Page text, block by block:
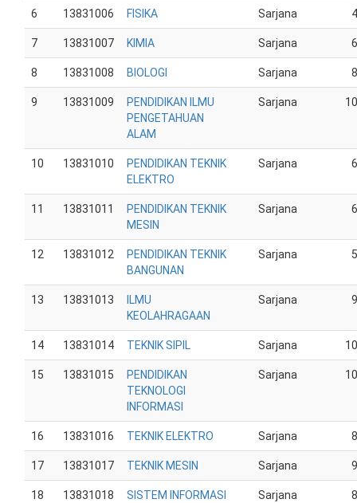
6 13831006 FISIKA Sarjana
7 13831007 KIMIA Sarjana
8 13831008 BIOLOGI Sarjana
9 13831009
PENDIDIKAN ILMU
PENGETAHUAN
ALAM
Sarjana
10 13831010
PENDIDIKAN TEKNIK
ELEKTRO
Sarjana
11 13831011
PENDIDIKAN TEKNIK
MESIN
Sarjana
12 13831012
PENDIDIKAN TEKNIK
BANGUNAN
Sarjana
13 13831013
ILMU
KEOLAHRAGAAN
Sarjana
14 13831014 TEKNIK SIPIL Sarjana
15 13831015
PENDIDIKAN
TEKNOLOGI
INFORMASI
Sarjana
16 13831016 TEKNIK ELEKTRO Sarjana
17 13831017 TEKNIK MESIN Sarjana
18 13831018 SISTEM INFORMASI Sarjana